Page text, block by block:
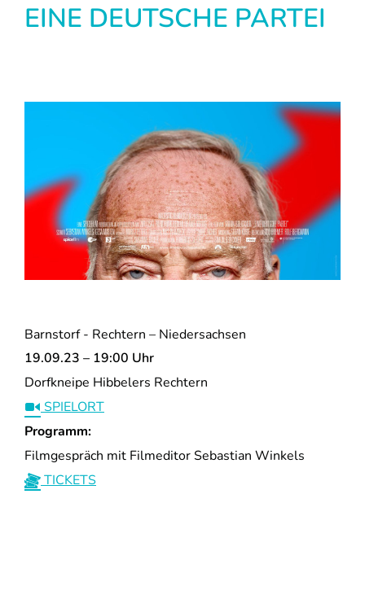
EINE DEUTSCHE PARTEI
Barnstorf - Rechtern – Niedersachsen
19.09.23 – 19:00 Uhr
Dorfkneipe Hibbelers Rechtern
SPIELORT
Programm:
Filmgespräch mit Filmeditor Sebastian Winkels
TICKETS